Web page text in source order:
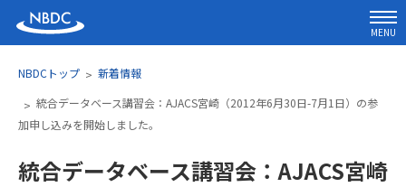
MENU
NBDCトップ
新着情報
統合データベース講習会：AJACS宮崎（2012年6月30日-7月1日）の参
加申し込みを開始しました。
統合データベース講習会：AJACS宮崎